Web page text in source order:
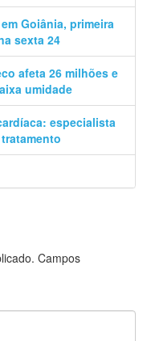
Goiânia, primeira
sexta 24
afeta 26 milhões e
umidade
especialista
Campos